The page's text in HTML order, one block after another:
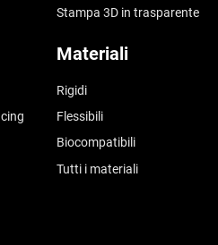
Stampa 3D in trasparente
Materiali
Rigidi
Flessibili
Biocompatibili
Tutti i materiali